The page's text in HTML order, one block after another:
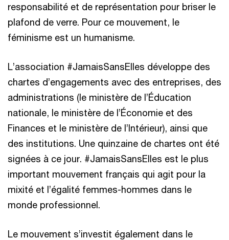
responsabilité et de représentation pour briser le
plafond de verre. Pour ce mouvement, le
féminisme est un humanisme.
L’association #JamaisSansElles développe des
chartes d’engagements avec des entreprises, des
administrations (le ministère de l’Éducation
nationale, le ministère de l’Économie et des
Finances et le ministère de l’Intérieur), ainsi que
des institutions. Une quinzaine de chartes ont été
signées à ce jour. #JamaisSansElles est le plus
important mouvement français qui agit pour la
mixité et l’égalité femmes-hommes dans le
monde professionnel.
Le mouvement s’investit également dans le